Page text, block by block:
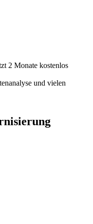
2 Monate kostenlos
und vielen